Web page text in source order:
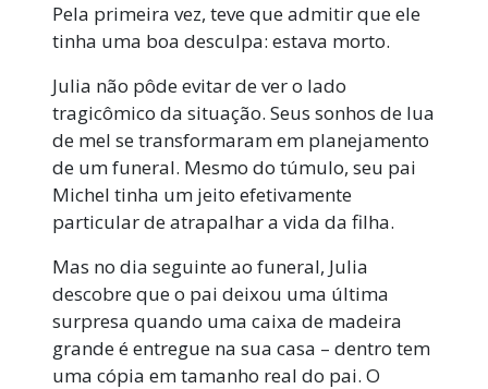
Pela primeira vez, teve que admitir que ele
tinha uma boa desculpa: estava morto.
Julia não pôde evitar de ver o lado
tragicômico da situação. Seus sonhos de lua
de mel se transformaram em planejamento
de um funeral. Mesmo do túmulo, seu pai
Michel tinha um jeito efetivamente
particular de atrapalhar a vida da filha.
Mas no dia seguinte ao funeral, Julia
descobre que o pai deixou uma última
surpresa quando uma caixa de madeira
grande é entregue na sua casa – dentro tem
uma cópia em tamanho real do pai. O